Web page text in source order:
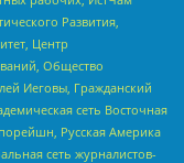
Развития,
Центр
Общество
Иеговы, Гражданский
сеть Восточная
Русская Америка
сеть журналистов-